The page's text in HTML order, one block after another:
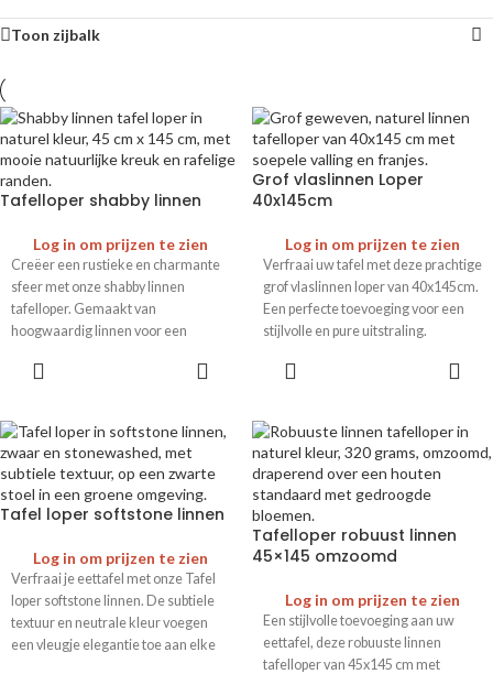
Toon zijbalk
Tafelloper shabby linnen
Log in om prijzen te zien
Creëer een rustieke en charmante
sfeer met onze shabby linnen
tafelloper. Gemaakt van
hoogwaardig linnen voor een
Perfect voor elke gelegenheid.
Grof vlaslinnen Loper
40x145cm
Log in om prijzen te zien
Verfraai uw tafel met deze prachtige
grof vlaslinnen loper van 40x145cm.
Een perfecte toevoeging voor een
stijlvolle en pure uitstraling.
Tafel loper softstone linnen
Log in om prijzen te zien
Verfraai je eettafel met onze Tafel
loper softstone linnen. De subtiele
textuur en neutrale kleur voegen
een vleugje elegantie toe aan elke
Tafelloper robuust linnen
45×145 omzoomd
Log in om prijzen te zien
Een stijlvolle toevoeging aan uw
eettafel, deze robuuste linnen
tafelloper van 45x145 cm met